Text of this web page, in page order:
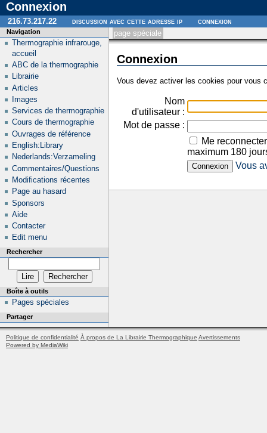
Connexion
page spéciale
Connexion
Vous devez activer les cookies pour vous
Nom
d'utilisateur :
Mot de passe :
Me
maximum 180
Vous
Navigation
Thermographie infrarouge,
accueil
ABC de la thermographie
Librairie
Articles
Images
Services de thermographie
Cours de thermographie
Ouvrages de référence
English:Library
Nederlands:Verzameling
Commentaires/Questions
Modifications récentes
Page au hasard
Sponsors
Aide
Contacter
Edit menu
Rechercher
Boîte à outils
Pages spéciales
Partager
216.73.217.22 discussion avec cette adresse ip connexion
Politique de confidentialité À propos de La Librairie Thermographique Avertissements
Powered by MediaWiki